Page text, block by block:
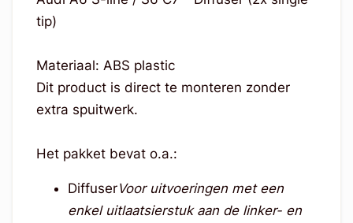
tip)
Materiaal: ABS plastic
Dit product is direct te monteren zonder
extra spuitwerk.
Het pakket bevat o.a.:
DiffuserVoor uitvoeringen met een
enkel uitlaatsierstuk aan de linker- en